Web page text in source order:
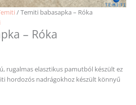
/ Temiti babasapka – Róka
– Róka
rugalmas elasztikus pamutból készült ez
hordozós nadrágokhoz készült könnyű